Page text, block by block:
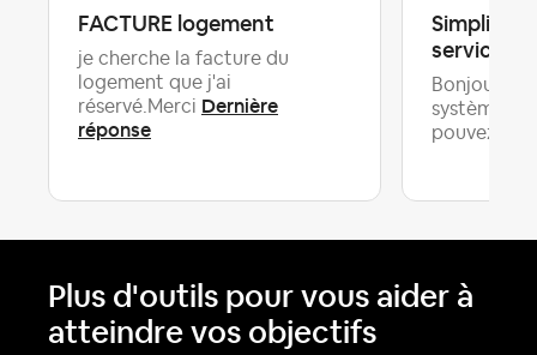
FACTURE logement
je cherche la facture du
logement que j'ai
réservé.Merci Dernière
réponse
service
système
pouvez-...
Plus d'outils pour vous aider à
atteindre vos objectifs